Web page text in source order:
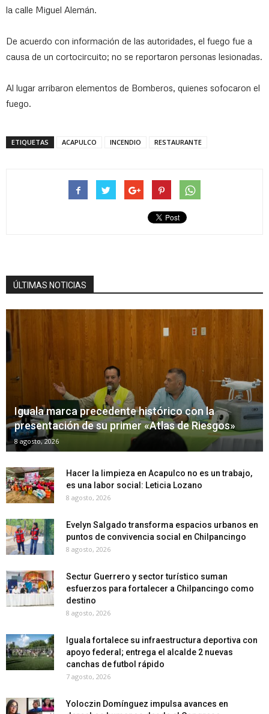
la calle Miguel Alemán.
De acuerdo con información de las autoridades, el fuego fue a
causa de un cortocircuito; no se reportaron personas lesionadas.
Al lugar arribaron elementos de Bomberos, quienes sofocaron el
fuego.
ETIQUETAS ACAPULCO INCENDIO RESTAURANTE
ÚLTIMAS NOTICIAS
Iguala marca precedente histórico con la
presentación de su primer «Atlas de Riesgos»
8 agosto, 2026
Hacer la limpieza en Acapulco no es un trabajo,
es una labor social: Leticia Lozano
8 agosto, 2026
Evelyn Salgado transforma espacios urbanos en
puntos de convivencia social en Chilpancingo
8 agosto, 2026
Sectur Guerrero y sector turístico suman
esfuerzos para fortalecer a Chilpancingo como
destino
8 agosto, 2026
Iguala fortalece su infraestructura deportiva con
apoyo federal; entrega el alcalde 2 nuevas
canchas de futbol rápido
7 agosto, 2026
Yoloczin Domínguez impulsa avances en